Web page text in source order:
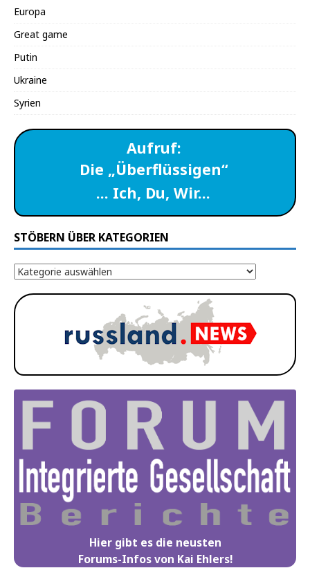
Europa
Great game
Putin
Ukraine
Syrien
Aufruf:
Die „Überflüssigen“
… Ich, Du, Wir…
STÖBERN ÜBER KATEGORIEN
Hier gibt es die neusten
Forums-Infos von Kai Ehlers!